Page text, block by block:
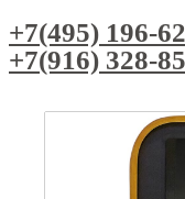
+7(495) 196-
+7(916) 328-